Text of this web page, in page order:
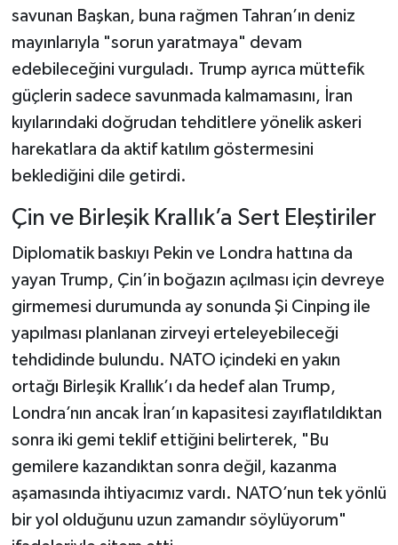
savunan Başkan, buna rağmen Tahran’ın deniz
mayınlarıyla "sorun yaratmaya" devam
edebileceğini vurguladı. Trump ayrıca müttefik
güçlerin sadece savunmada kalmamasını, İran
kıyılarındaki doğrudan tehditlere yönelik askeri
harekatlara da aktif katılım göstermesini
beklediğini dile getirdi.
Çin ve Birleşik Krallık’a Sert Eleştiriler
Diplomatik baskıyı Pekin ve Londra hattına da
yayan Trump, Çin’in boğazın açılması için devreye
girmemesi durumunda ay sonunda Şi Cinping ile
yapılması planlanan zirveyi erteleyebileceği
tehdidinde bulundu. NATO içindeki en yakın
ortağı Birleşik Krallık’ı da hedef alan Trump,
Londra’nın ancak İran’ın kapasitesi zayıflatıldıktan
sonra iki gemi teklif ettiğini belirterek, "Bu
gemilere kazandıktan sonra değil, kazanma
aşamasında ihtiyacımız vardı. NATO’nun tek yönlü
bir yol olduğunu uzun zamandır söylüyorum"